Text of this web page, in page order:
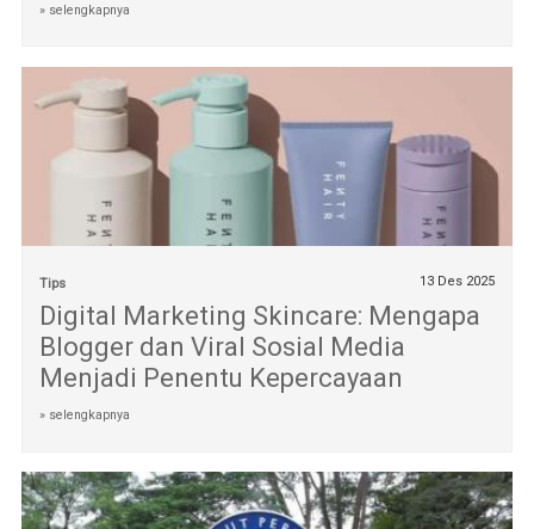
» selengkapnya
Tips 13 Des 2025
Digital Marketing Skincare: Mengapa
Blogger dan Viral Sosial Media
Menjadi Penentu Kepercayaan
» selengkapnya